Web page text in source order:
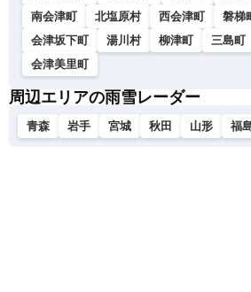
南会津町
北塩原村 西会津町 磐梯
会津坂下町
湯川村 柳津町 三島町
会津美里町
周辺エリアの雨雪レーダー
青森 岩手 宮城 秋田 山形 福